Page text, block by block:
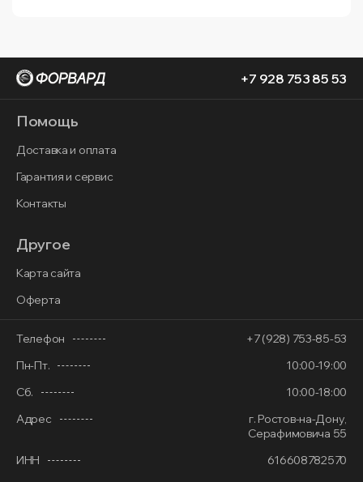
+7 928 753 85 53
Помощь
Доставка и оплата
Гарантия и сервис
Контакты
Другое
Карта сайта
Оферта
Телефон
+7 (928) 753-85-53
Пн-Пт.
10:00-19:00
Сб.
10:00-18:00
Адрес
г. Ростов-на-Дону,
Серафимовича 55
ИНН
616608782570